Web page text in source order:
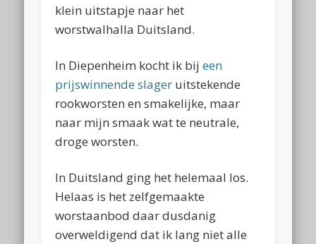
klein uitstapje naar het
worstwalhalla Duitsland.
In Diepenheim kocht ik bijeen
prijswinnende slager uitstekende
rookworsten en smakelijke, maar
naar mijn smaak wat te neutrale,
droge worsten.
In Duitsland ging het helemaal los.
Helaas is het zelfgemaakte
worstaanbod daar dusdanig
overweldigend dat ik lang niet alle